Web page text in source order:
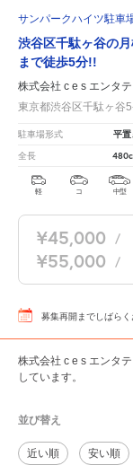
サンパークハイツ駐車
渋谷区千駄ヶ谷の
まで徒歩5分!!
株式会社 c e s エンタ
東京都渋谷区千駄ヶ谷
駐車場形式 平置
全長
軽 コ 中型
¥45,000 /
¥55,000 /
募集再開までしばら
株式会社 c e s エンタ
しています。
並び替え
近い順 安い順